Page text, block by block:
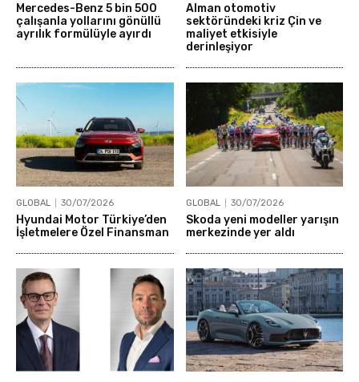
Mercedes-Benz 5 bin 500
çalışanla yollarını gönüllü
ayrılık formülüyle ayırdı
Alman otomotiv
sektöründeki kriz Çin ve
maliyet etkisiyle
derinleşiyor
GLOBAL 30/07/2026
Hyundai Motor Türkiye’den
İşletmelere Özel Finansman
GLOBAL 30/07/2026
Skoda yeni modeller yarışın
merkezinde yer aldı